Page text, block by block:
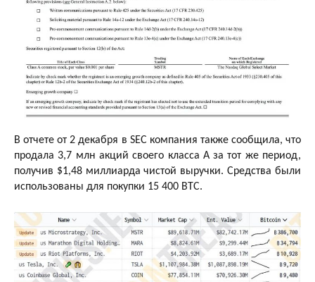
В отчете от 2 декабря в SEC компания также сообщила, что
продала 3,7 млн ​​акций своего класса A за тот же период,
получив $1,48 миллиарда чистой выручки. Средства были
использованы для покупки 15 400 BTC.